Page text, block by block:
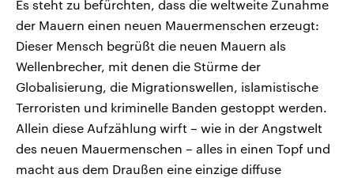
Es steht zu befürchten, dass die weltweite Zunahme
der Mauern einen neuen Mauermenschen erzeugt:
Dieser Mensch begrüßt die neuen Mauern als
Wellenbrecher, mit denen die Stürme der
Globalisierung, die Migrationswellen, islamistische
Terroristen und kriminelle Banden gestoppt werden.
Allein diese Aufzählung wirft – wie in der Angstwelt
des neuen Mauermenschen – alles in einen Topf und
macht aus dem Draußen eine einzige diffuse